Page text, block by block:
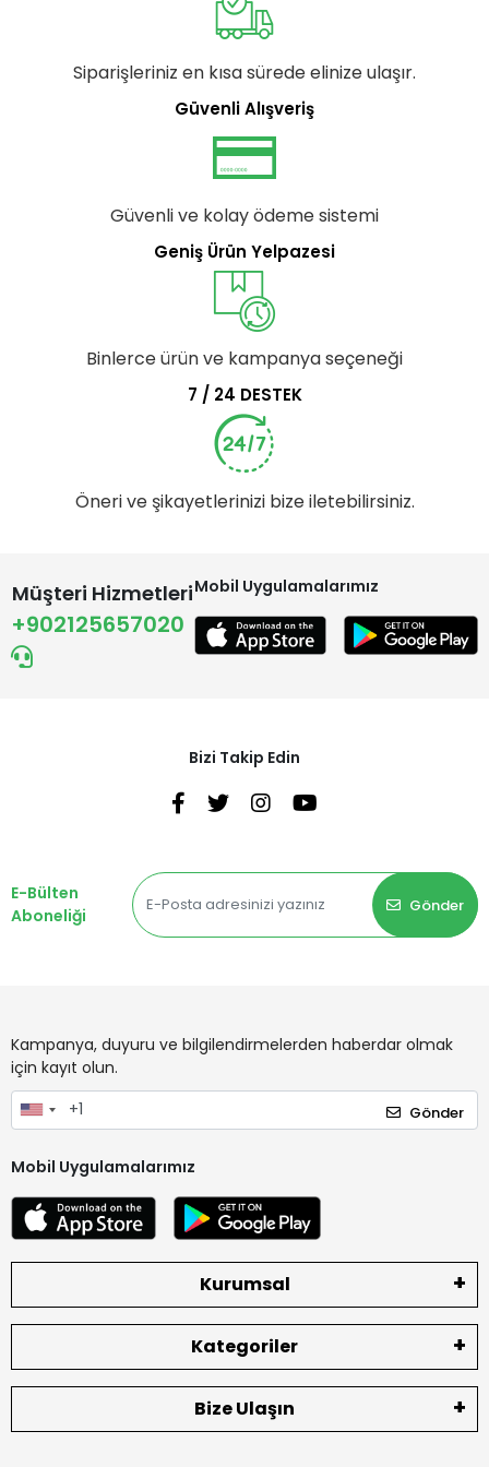
Siparişleriniz en kısa sürede elinize ulaşır.
Güvenli Alışveriş
Güvenli ve kolay ödeme sistemi
Geniş Ürün Yelpazesi
Binlerce ürün ve kampanya seçeneği
7 / 24 DESTEK
Öneri ve şikayetlerinizi bize iletebilirsiniz.
Müşteri Hizmetleri
+902125657020
Mobil Uygulamalarımız
Bizi Takip Edin
E-Bülten
Aboneliği
Gönder
Kampanya, duyuru ve bilgilendirmelerden haberdar olmak
için kayıt olun.
Gönder
Mobil Uygulamalarımız
Kurumsal
Kategoriler
Bize Ulaşın